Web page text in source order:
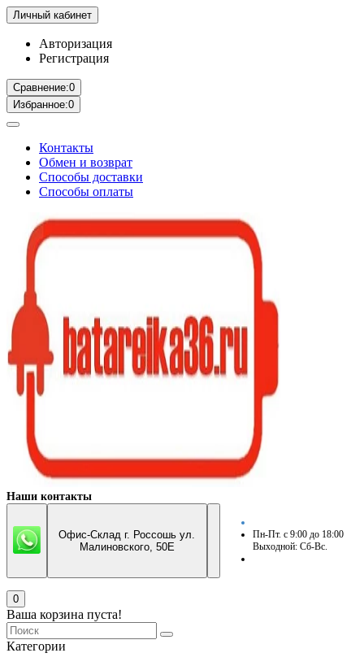
Личный кабинет
Авторизация
Регистрация
Сравнение:0
Избранное:0
Контакты
Обмен и возврат
Способы доставки
Способы оплаты
Наши контакты
Офис-Склад г. Россошь ул.
Малиновского, 50Е
Пн-Пт. с 9:00 до 18:00
Выходной: Сб-Вс.
0
Ваша корзина пуста!
Категории